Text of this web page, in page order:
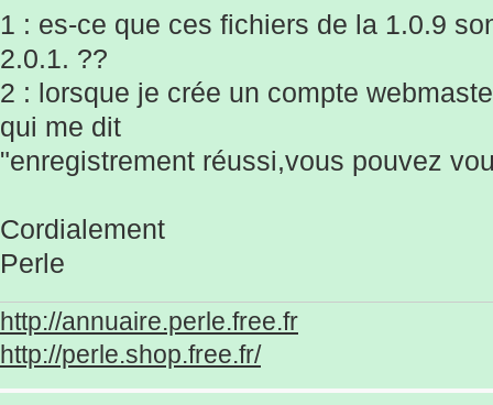
1 : es-ce que ces fichiers de la 1.0.9
2.0.1. ??
2 : lorsque je crée un compte
qui me dit
"enregistrement réussi,vous pouvez
Cordialement
Perle
http://annuaire.perle.free.fr
http://perle.shop.free.fr/